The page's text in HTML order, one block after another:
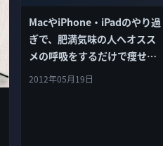
MacやiPhone・iPadのやり過
ぎで、肥満気味の人へオスス
メの呼吸をするだけで痩せる
「ロングブレス」
2012年05月19日